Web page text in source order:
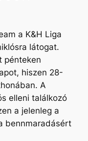
a K&H Liga
látogat.
pénteken
hiszen 28-
A
elleni találkozó
a jelenleg a
bennmaradásért